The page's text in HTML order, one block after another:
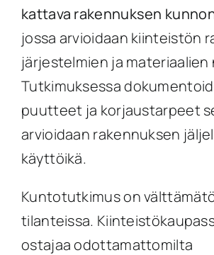
kattava rakennuksen
jossa arvioidaan kiinteistön
järjestelmien ja materiaalien
Tutkimuksessa
puutteet ja korjaustarpeet
arvioidaan rakennuksen
käyttöikä.
Kuntotutkimus on
tilanteissa.
ostajaa odottamattomilta